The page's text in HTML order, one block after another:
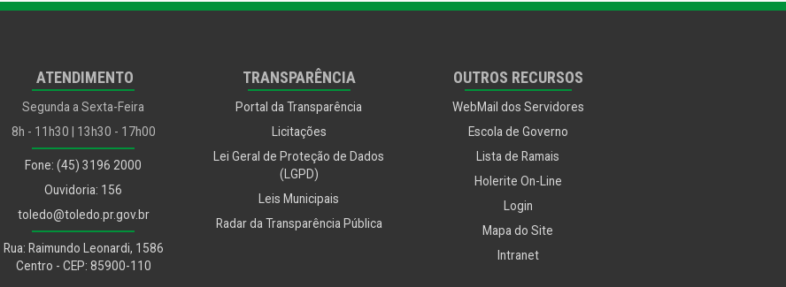
ATENDIMENTO
Segunda a Sexta-Feira
8h - 11h30 | 13h30 - 17h00
Fone: (45) 3196 2000
Ouvidoria: 156
toledo@toledo.pr.gov.br
Rua: Raimundo Leonardi, 1586
Centro - CEP: 85900-110
TRANSPARÊNCIA
Portal da Transparência
Licitações
Lei Geral de Proteção de Dados
(LGPD)
Leis Municipais
Radar da Transparência Pública
OUTROS RECURSOS
WebMail dos Servidores
Escola de Governo
Lista de Ramais
Holerite On-Line
Login
Mapa do Site
Intranet